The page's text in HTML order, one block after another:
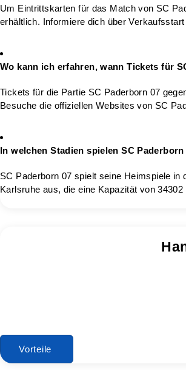
Um Eintrittskarten für das Match von SC
erhältlich. Informiere dich über
Wo kann ich erfahren, wann Tickets für
Tickets für die Partie SC Paderborn 07
Besuche die offiziellen Websites von SC
In welchen Stadien spielen SC
SC Paderborn 07 spielt seine Heimspiele
Karlsruhe aus, die eine Kapazität von 34302
Vorteile